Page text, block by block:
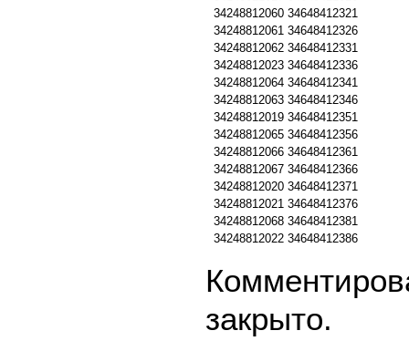
34248812060 34648412321
34248812061 34648412326
34248812062 34648412331
34248812023 34648412336
34248812064 34648412341
34248812063 34648412346
34248812019 34648412351
34248812065 34648412356
34248812066 34648412361
34248812067 34648412366
34248812020 34648412371
34248812021 34648412376
34248812068 34648412381
34248812022 34648412386
закрыто.